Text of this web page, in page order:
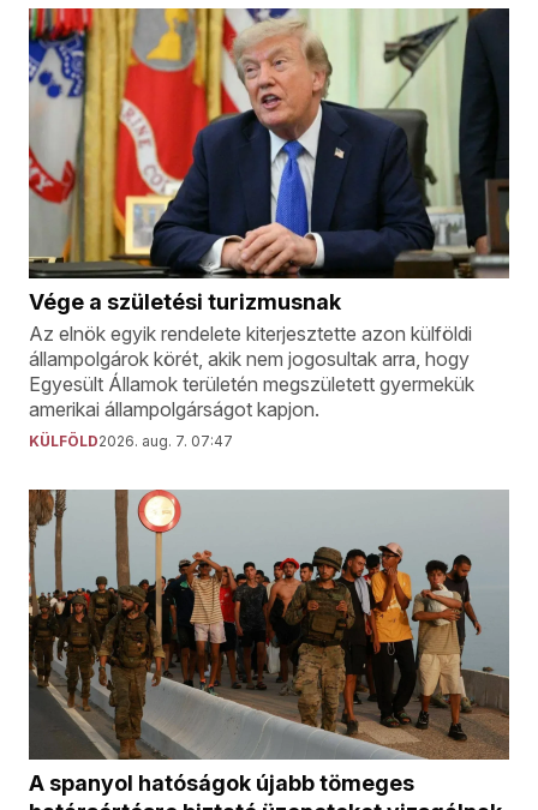
Vége a születési turizmusnak
Az elnök egyik rendelete kiterjesztette azon külföldi
állampolgárok körét, akik nem jogosultak arra, hogy
Egyesült Államok területén megszületett gyermekük
amerikai állampolgárságot kapjon.
KÜLFÖLD2026. aug. 7. 07:47
A spanyol hatóságok újabb tömeges